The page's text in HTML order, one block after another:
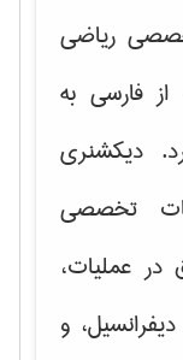
ریاضی
فارسی به
دیکشنری
تخصصی
در عملیات،
، و